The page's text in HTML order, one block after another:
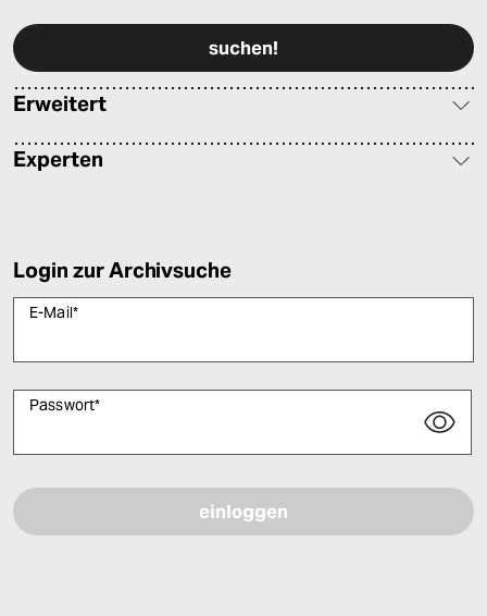
Erweitert
Experten
Login zur Archivsuche
E-Mail*
Passwort*